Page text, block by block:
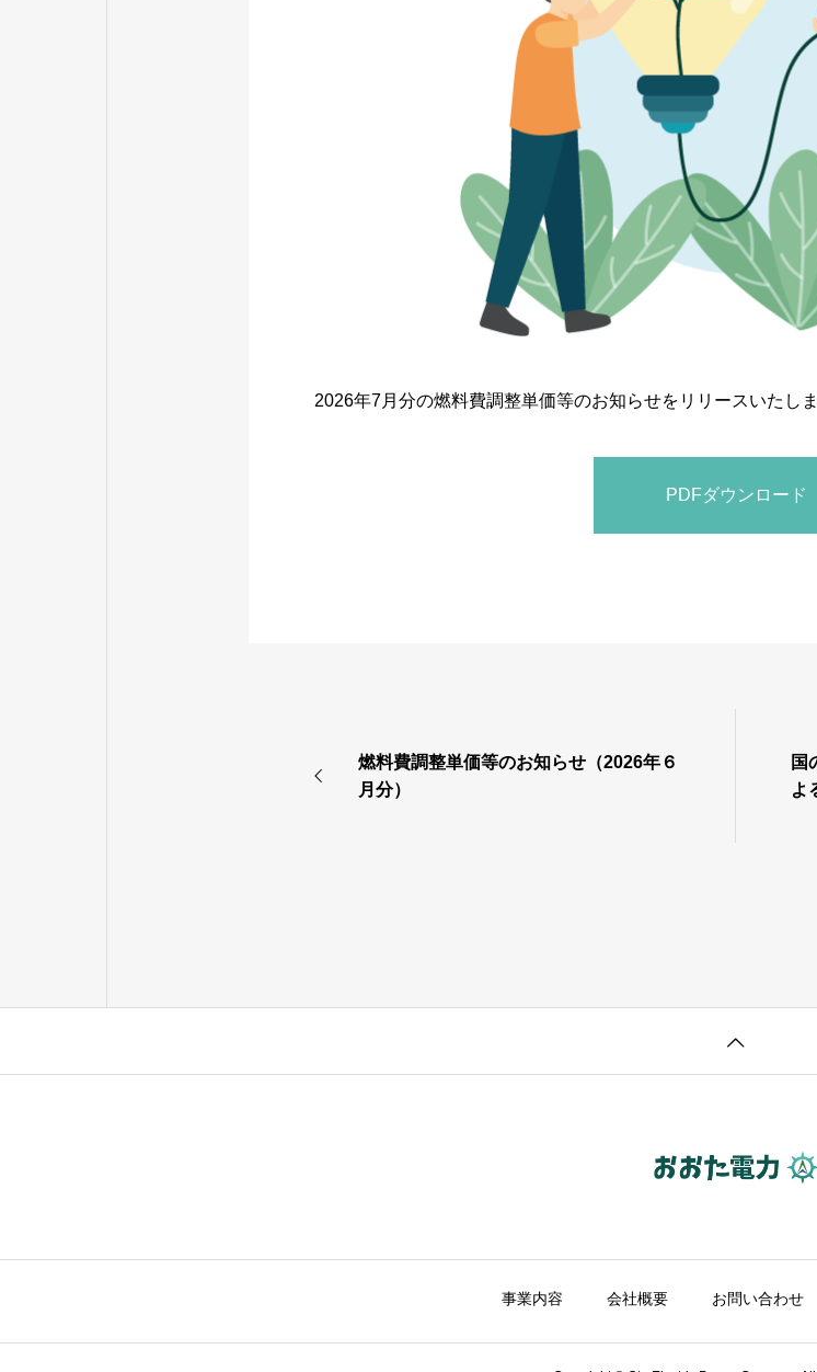
2026年7月分の燃料費調整単価等のお知らせをリリースいたしま
PDFダウンロード
燃料費調整単価等のお知らせ（2026年６
月分）
国
よ
事業内容 会社概要 お問い合わせ